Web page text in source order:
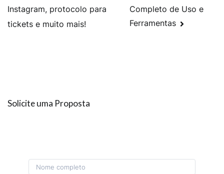
Instagram, protocolo para
tickets e muito mais!
Completo de Uso e
Ferramentas
Solicite uma Proposta